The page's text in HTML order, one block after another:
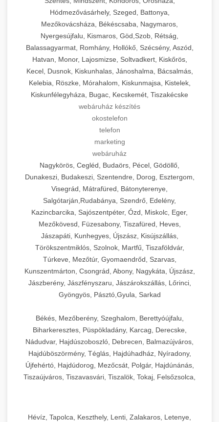
Hódmezővásárhely, Szeged, Battonya,
Mezőkovácsháza, Békéscsaba, Nagymaros,
Nyergesújfalu, Kismaros, Göd,Szob, Rétság,
Balassagyarmat, Romhány, Hollókő, Szécsény, Aszód,
Hatvan, Monor, Lajosmizse, Soltvadkert, Kiskőrös,
Kecel, Dusnok, Kiskunhalas, Jánoshalma, Bácsalmás,
Kelebia, Röszke, Mórahalom, Kiskunmajsa, Kistelek,
Kiskunfélegyháza, Bugac, Kecskemét, Tiszakécske
webáruház készítés
okostelefon
telefon
marketing
webáruház
Nagykörös, Cegléd, Budaörs, Pécel, Gödöllő,
Dunakeszi, Budakeszi, Szentendre, Dorog, Esztergom,
Visegrád, Mátrafüred, Bátonyterenye,
Salgótarján,Rudabánya, Szendrő, Edelény,
Kazincbarcika, Sajószentpéter, Ózd, Miskolc, Eger,
Mezőkövesd, Füzesabony, Tiszafüred, Heves,
Jászapáti, Kunhegyes, Újszász, Kisújszállás,
Törökszentmiklós, Szolnok, Martfű, Tiszaföldvár,
Túrkeve, Mezőtúr, Gyomaendrőd, Szarvas,
Kunszentmárton, Csongrád, Abony, Nagykáta, Újszász,
Jászberény, Jászfényszaru, Jászárokszállás, Lőrinci,
Gyöngyös, Pásztó,Gyula, Sarkad
Békés, Mezőberény, Szeghalom, Berettyóújfalu,
Biharkeresztes, Püspökladány, Karcag, Derecske,
Nádudvar, Hajdúszoboszló, Debrecen, Balmazújváros,
Hajdúböszörmény, Téglás, Hajdúhadház, Nyíradony,
Újfehértó, Hajdúdorog, Mezőcsát, Polgár, Hajdúnánás,
Tiszaújváros, Tiszavasvári, Tiszalök, Tokaj, Felsőzsolca,
Hévíz, Tapolca, Keszthely, Lenti, Zalakaros, Letenye,